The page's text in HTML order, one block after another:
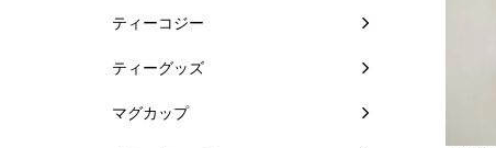
ティーコジー
ティーグッズ
マグカップ